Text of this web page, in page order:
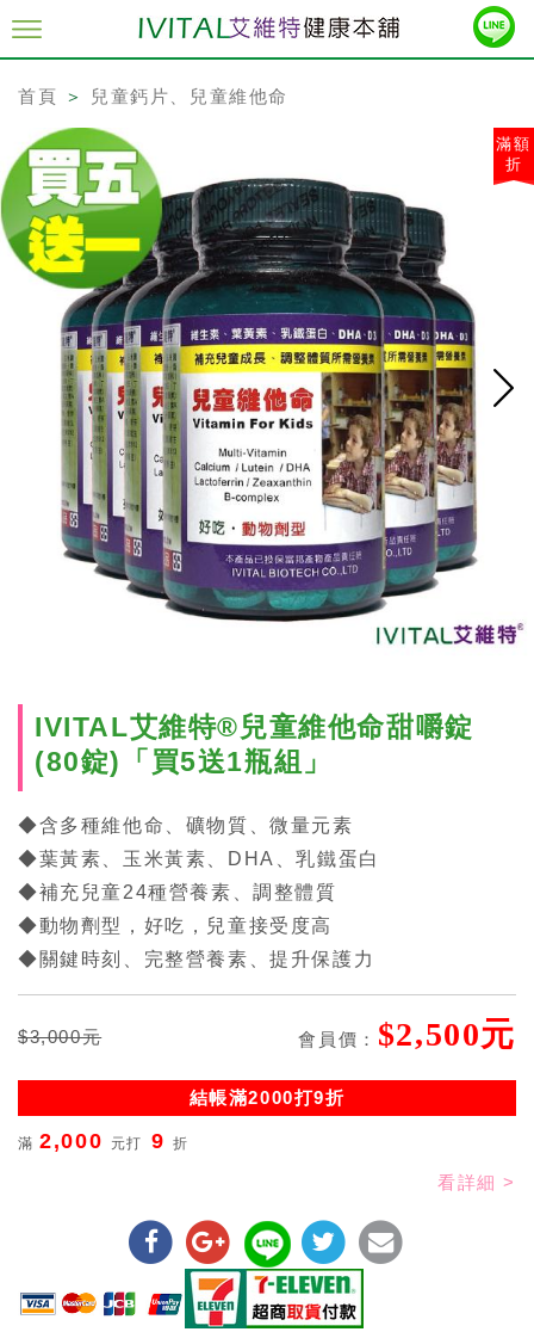
首頁 ＞ 兒童鈣片、兒童維他命
滿額
折
IVITAL艾維特®兒童維他命甜嚼錠
(80錠)「買5送1瓶組」
◆含多種維他命、礦物質、微量元素
◆葉黃素、玉米黃素、DHA、乳鐵蛋白
◆補充兒童24種營養素、調整體質
◆動物劑型，好吃，兒童接受度高
◆關鍵時刻、完整營養素、提升保護力
$3,000元 會員價： $2,500元
結帳滿2000打9折
滿2,000 元打 9 折
看詳細 >